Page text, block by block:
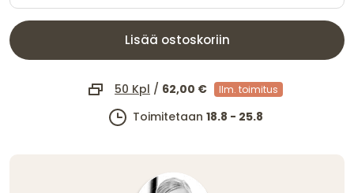
Lisää ostoskoriin
50 Kpl / 62,00 € Ilm. toimitus
Toimitetaan 18.8 - 25.8